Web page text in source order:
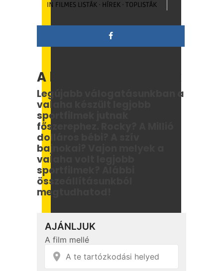
IN FILMES LISTÁK · HÍREK · TOPLISTÁK
A legjobb sportfilmek
Legújabb válogatásunkban a
valaha készült legjobb
sportfilmek jutnak
főszerephez. Rocky? A Millió
dolláros bébi? A szív
bajnokai? Vajon melyek a
valaha volt legjobb
sportfilmek? Alábbi
összeállításunkból
megtudhatod!